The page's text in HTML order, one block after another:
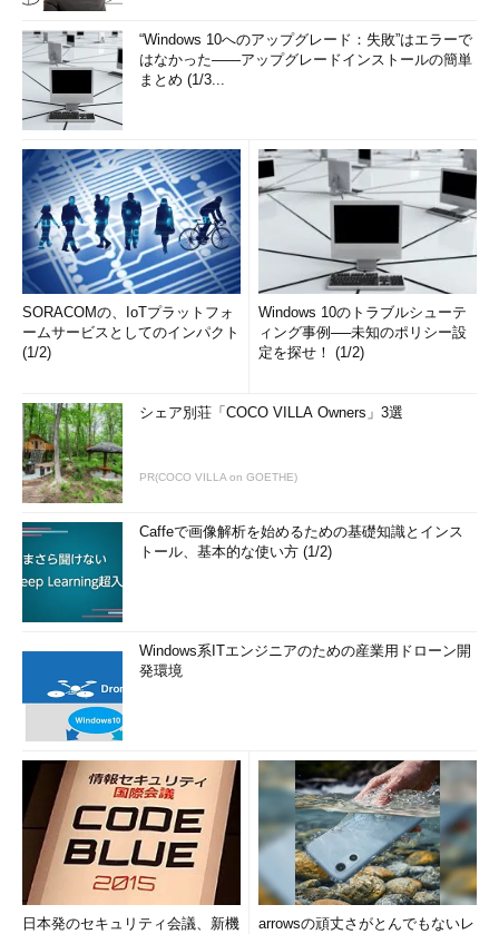
“Windows 10へのアップグレード：失敗”はエラーで
はなかった――アップグレードインストールの簡単
まとめ (1/3...
SORACOMの、IoTプラットフォ
ームサービスとしてのインパクト
(1/2)
Windows 10のトラブルシューテ
ィング事例──未知のポリシー設
定を探せ！ (1/2)
シェア別荘「COCO VILLA Owners」3選
PR(COCO VILLA on GOETHE)
Caffeで画像解析を始めるための基礎知識とインス
トール、基本的な使い方 (1/2)
Windows系ITエンジニアのための産業用ドローン開
発環境
日本発のセキュリティ会議、新機
arrowsの頑丈さがとんでもないレ